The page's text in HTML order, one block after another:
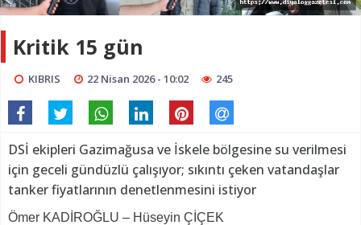
Kritik 15 gün
KIBRIS 22 Nisan 2026 - 10:02 245
DSİ ekipleri Gazimağusa ve İskele bölgesine su verilmesi
için geceli gündüzlü çalışıyor; sıkıntı çeken vatandaşlar
tanker fiyatlarının denetlenmesini istiyor
Ömer KADİROĞLU – Hüseyin ÇİÇEK